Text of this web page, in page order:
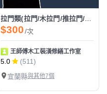
$300/次
王師傅木工裝潢修繕工作室
5.0
(511)
宜蘭縣與其他7個